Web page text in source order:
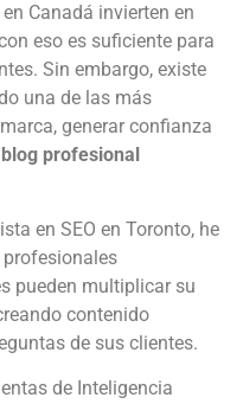
Canadá invierten en
eso es suficiente para
Sin embargo, existe
una de las más
generar confianza
profesional
en SEO en Toronto, he
pueden multiplicar su
contenido
de sus clientes.
de Inteligencia